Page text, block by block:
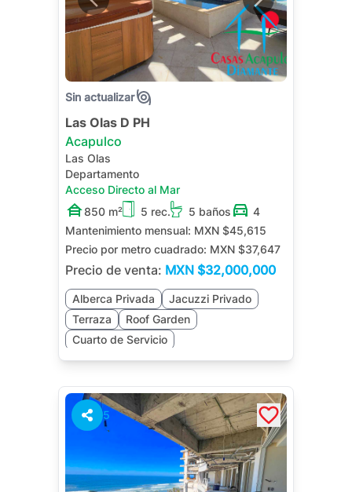
Sin actualizar
Las Olas D PH
Acapulco
Las Olas
Departamento
Acceso Directo al Mar
850 m²
5 rec. 5 baños
4
Mantenimiento mensual: MXN $45,615
Precio por metro cuadrado: MXN $37,647
Precio de venta: MXN $32,000,000
Alberca Privada
Jacuzzi Privado
Terraza
Roof Garden
Cuarto de Servicio
5